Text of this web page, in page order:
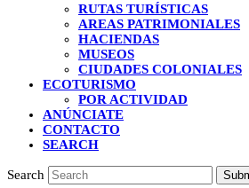
RUTAS TURÍSTICAS
AREAS PATRIMONIALES
HACIENDAS
MUSEOS
CIUDADES COLONIALES
ECOTURISMO
POR ACTIVIDAD
ANÚNCIATE
CONTACTO
SEARCH
Search